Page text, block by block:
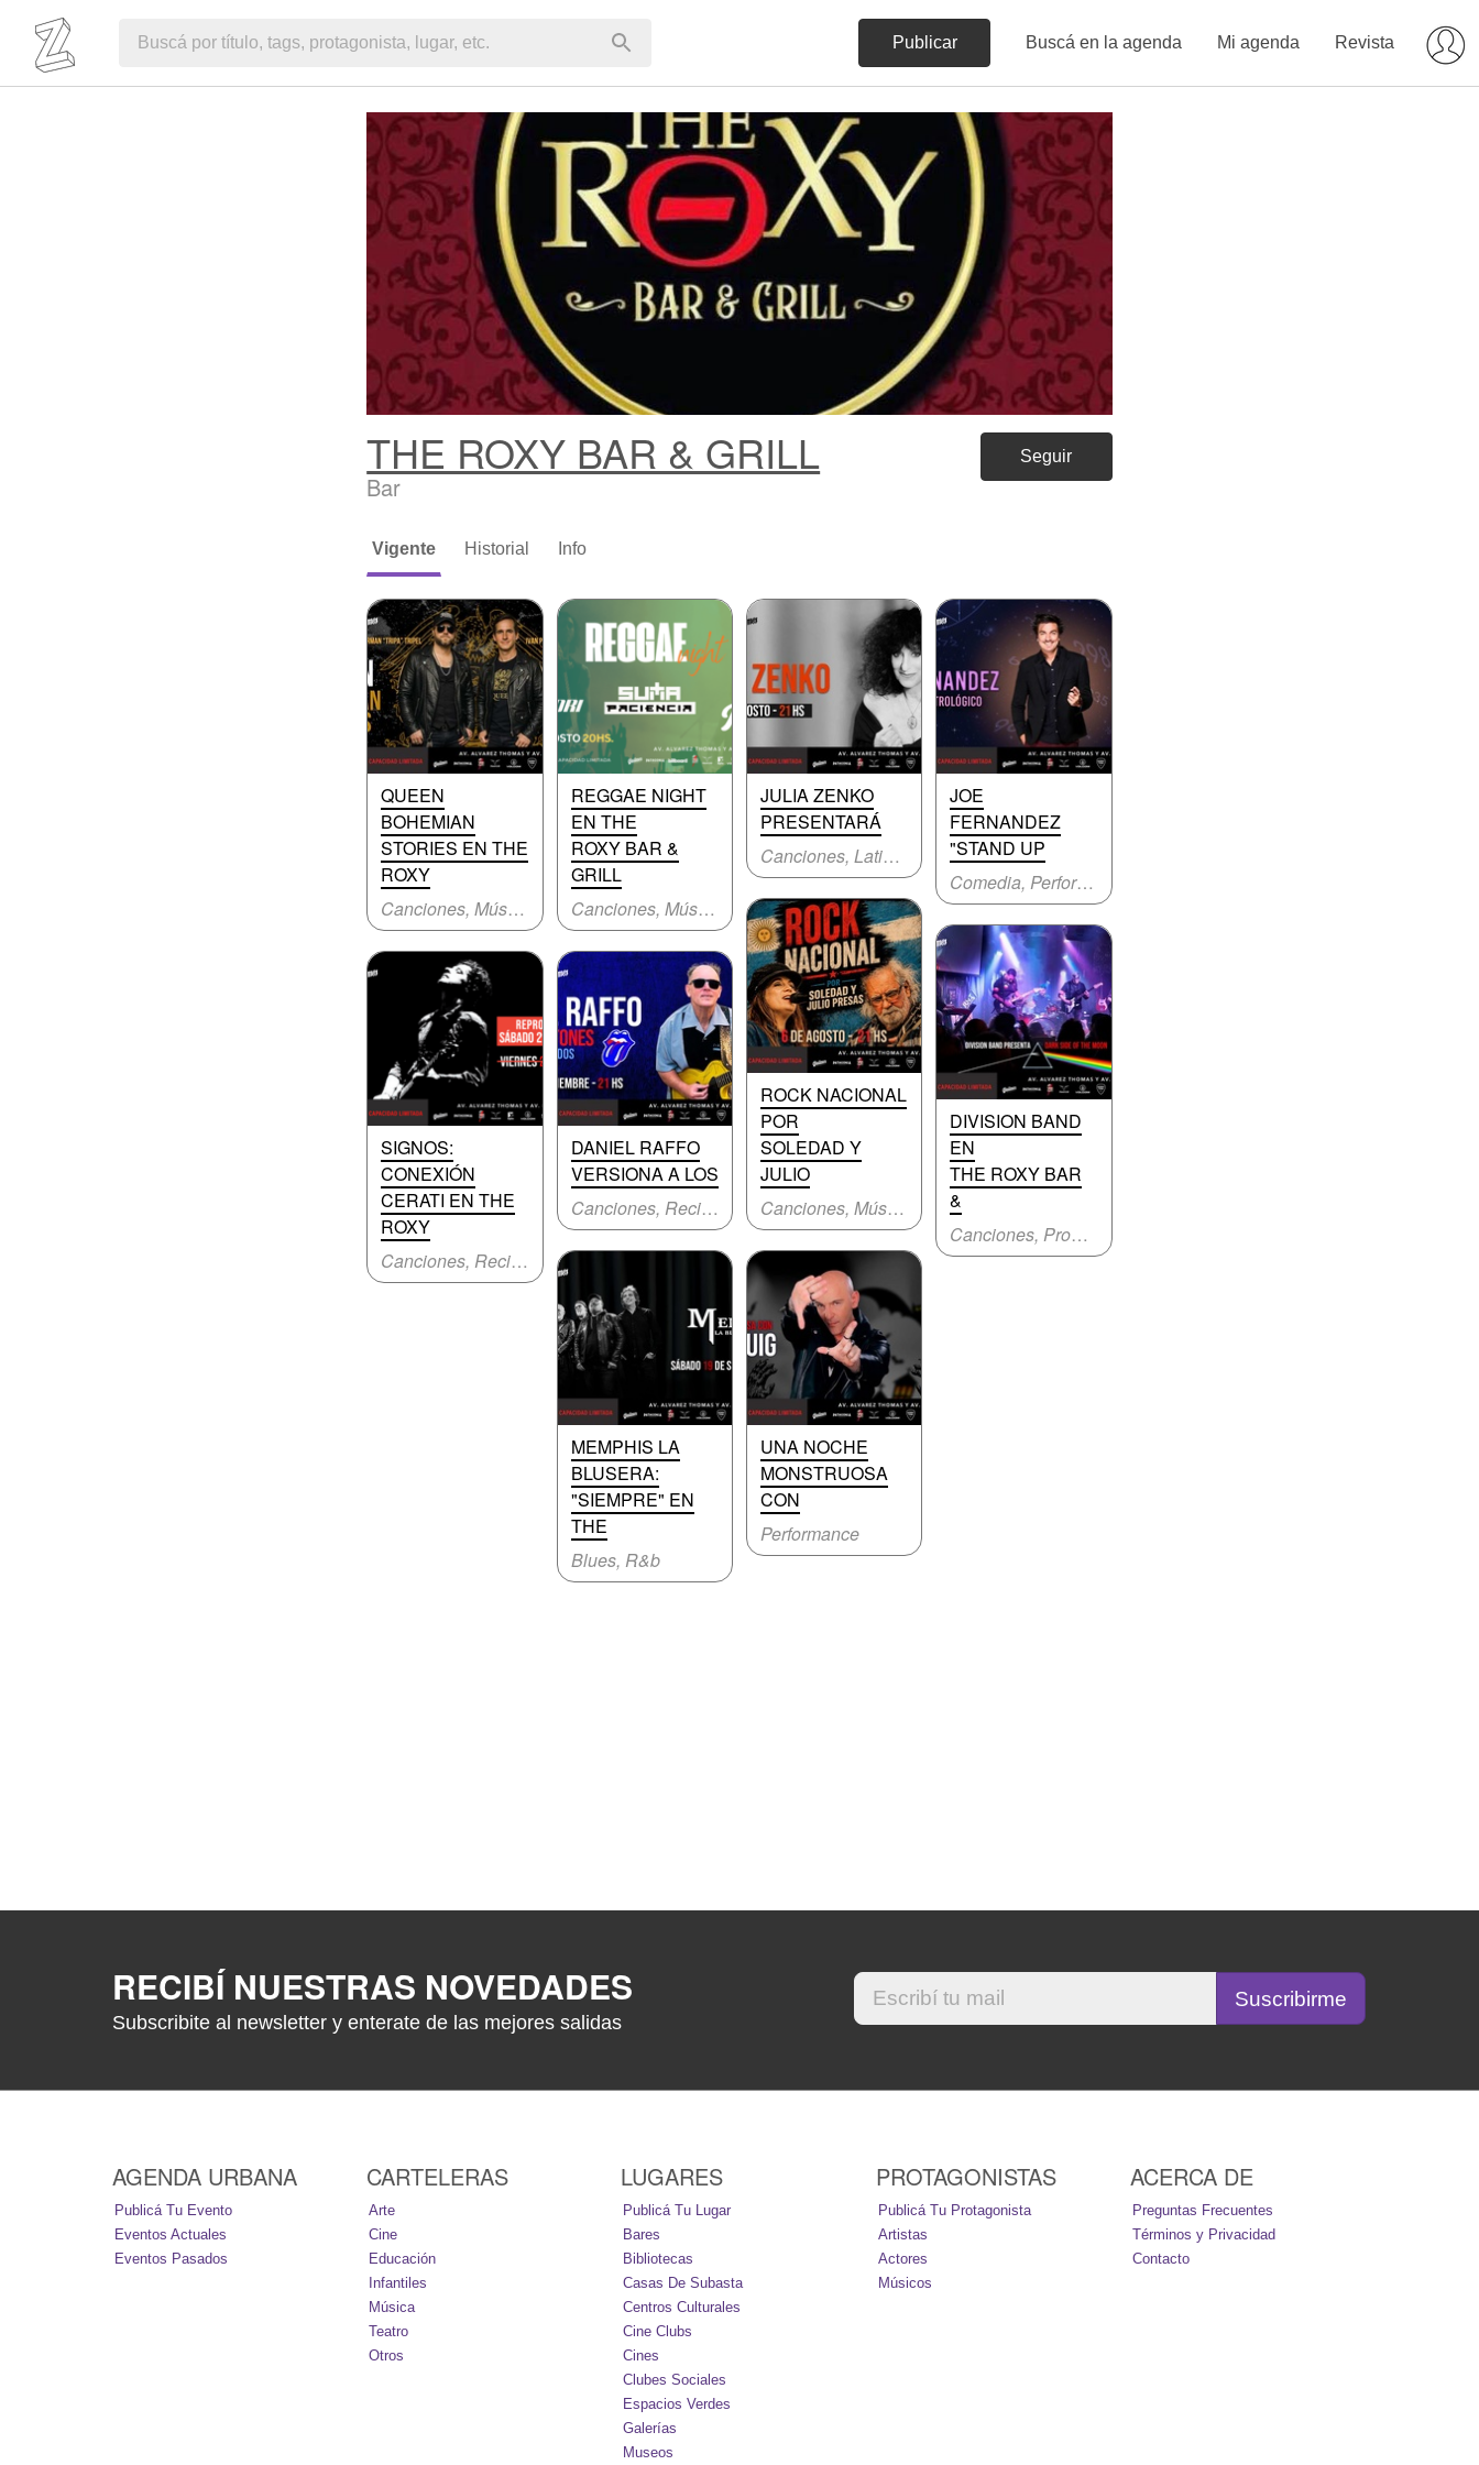
Publicar Buscá en la agenda Mi agenda Revista
Seguir
THE ROXY BAR & GRILL
Bar
Vigente Historial Info
QUEEN
BOHEMIAN
STORIES EN THE
ROXY
Canciones, Música original
REGGAE NIGHT
EN THE
ROXY BAR &
GRILL
Canciones, Música original
JULIA ZENKO
PRESENTARÁ
Canciones, Latinoamericana
JOE
FERNANDEZ
"STAND UP
Comedia, Performance
ROCK NACIONAL
POR
SOLEDAD Y
JULIO
Canciones, Música original
DIVISION BAND
EN
THE ROXY BAR
&
Canciones, Progresivo
SIGNOS:
CONEXIÓN
CERATI EN THE
ROXY
Canciones, Recital
DANIEL RAFFO
VERSIONA A LOS
Canciones, Recital
MEMPHIS LA
BLUSERA:
"SIEMPRE" EN
THE
Blues, R&b
UNA NOCHE
MONSTRUOSA
CON
Performance
RECIBÍ NUESTRAS NOVEDADES
Subscribite al newsletter y enterate de las mejores salidas
AGENDA URBANA
Publicá Tu Evento
Eventos Actuales
Eventos Pasados
CARTELERAS
Arte
Cine
Educación
Infantiles
Música
Teatro
Otros
LUGARES
Publicá Tu Lugar
Bares
Bibliotecas
Casas De Subasta
Centros Culturales
Cine Clubs
Cines
Clubes Sociales
Espacios Verdes
Galerías
Museos
PROTAGONISTAS
Publicá Tu Protagonista
Artistas
Actores
Músicos
ACERCA DE
Preguntas Frecuentes
Términos y Privacidad
Contacto